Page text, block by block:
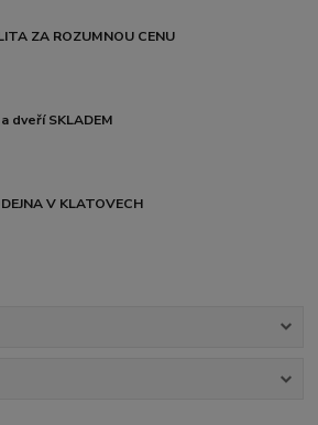
ZA ROZUMNOU CENU
dveří SKLADEM
V KLATOVECH